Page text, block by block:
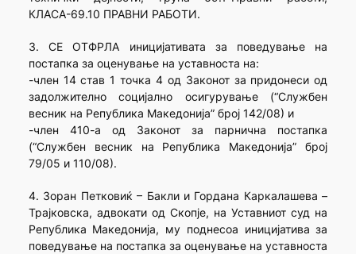
КЛАСА-69.10 ПРАВНИ РАБОТИ.
3. СЕ ОТФРЛА иницијативата за поведување на
постапка за оценување на уставноста на:
-член 14 став 1 точка 4 од Законот за придонеси од
задолжително социјално осигурување (“Службен
весник на Република Македонија” број 142/08) и
-член 410-а од Законот за парнична постапка
(“Службен весник на Република Македонија” број
79/05 и 110/08).
4. Зоран Петковиќ – Бакли и Гордана Каркалашева –
Трајковска, адвокати од Скопје, на Уставниот суд на
Република Македонија, му поднесоа иницијатива за
поведување на постапка за оценување на уставноста